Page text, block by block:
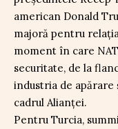
american Donald
majoră pentru
moment în care
securitate, de la
industria de
cadrul Alianței.
Pentru Turcia,